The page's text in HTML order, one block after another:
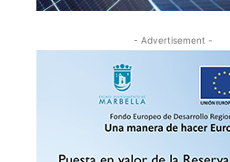
- Advertisement -